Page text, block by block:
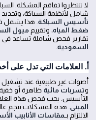
لا تنتظروا تفاقم المشكلة.
شامل لأنظمة السباكة، وتحديد
تأسيس السباكة . هذا
ضغط المياه، وتقييم ميول
تقارير فحص شاملة تساعد في
السعودية
أ. العلامات التي تدل على
أصوات غير طبيعية عند تشغيل
وتسربات مائية ظاهرة أو
التأسيس. يجب فحص هذه
المبنى . هذه المشكلات تنجم
الالتزام بـ مقاسات الأنابيب